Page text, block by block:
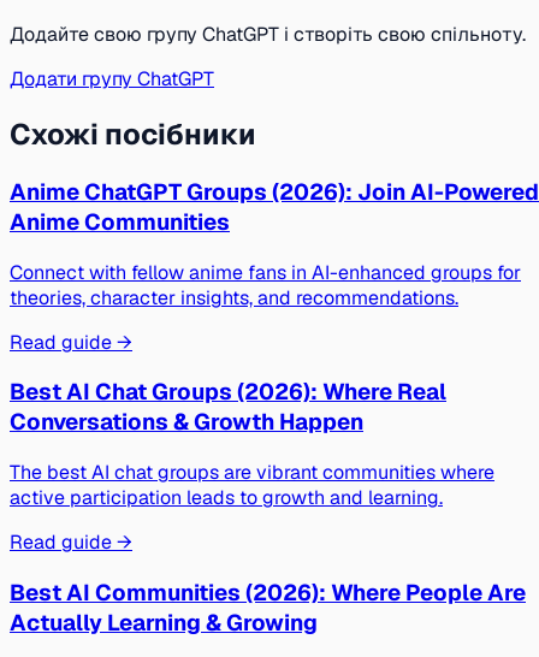
Додайте свою групу ChatGPT і створіть свою спільноту.
Додати групу ChatGPT
Схожі посібники
Anime ChatGPT Groups (2026): Join AI-Powered
Anime Communities
Connect with fellow anime fans in AI-enhanced groups for
theories, character insights, and recommendations.
Read guide →
Best AI Chat Groups (2026): Where Real
Conversations & Growth Happen
The best AI chat groups are vibrant communities where
active participation leads to growth and learning.
Read guide →
Best AI Communities (2026): Where People Are
Actually Learning & Growing